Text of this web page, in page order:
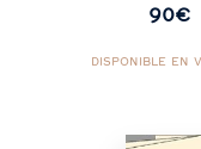
90€
DISPONIBLE EN